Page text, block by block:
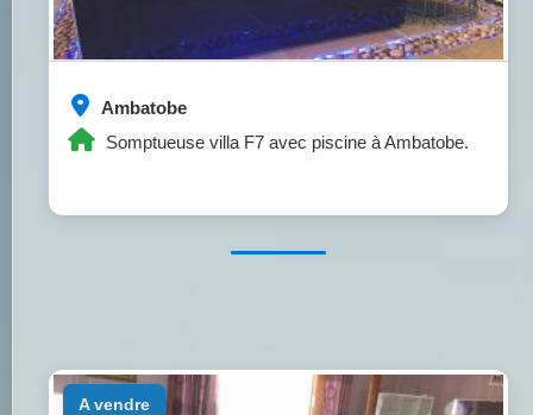
Ambatobe
Somptueuse villa F7 avec piscine à Ambatobe.
a vendre